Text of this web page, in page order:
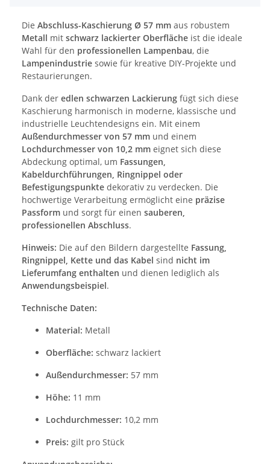
Die Abschluss-Kaschierung Ø 57 mm aus robustem
Metall mit schwarz lackierter Oberfläche ist die ideale
Wahl für den professionellen Lampenbau, die
Lampenindustrie sowie für kreative DIY-Projekte und
Restaurierungen.
Dank der edlen schwarzen Lackierung fügt sich diese
Kaschierung harmonisch in moderne, klassische und
industrielle Leuchtendesigns ein. Mit einem
Außendurchmesser von 57 mm und einem
Lochdurchmesser von 10,2 mm eignet sich diese
Abdeckung optimal, um Fassungen,
Kabeldurchführungen, Ringnippel oder
Befestigungspunkte dekorativ zu verdecken. Die
hochwertige Verarbeitung ermöglicht eine präzise
Passform und sorgt für einen sauberen,
professionellen Abschluss.
Hinweis: Die auf den Bildern dargestellte Fassung,
Ringnippel, Kette und das Kabel sind nicht im
Lieferumfang enthalten und dienen lediglich als
Anwendungsbeispiel.
Technische Daten:
Material: Metall
Oberfläche: schwarz lackiert
Außendurchmesser: 57 mm
Höhe: 11 mm
Lochdurchmesser: 10,2 mm
Preis: gilt pro Stück